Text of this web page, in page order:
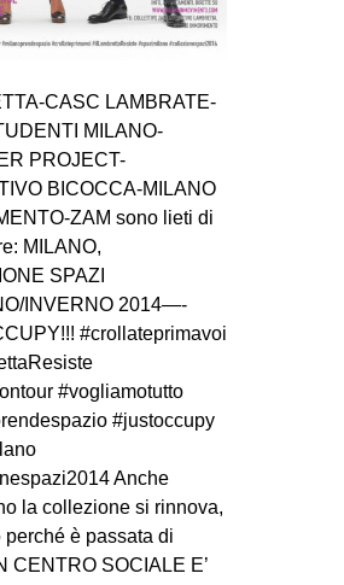
CASC LAMBRATE-
MILANO-
PROJECT-
BICOCCA-MILANO
ZAM sono lieti di
MILANO,
SPAZI
INVERNO 2014—-
#crollateprimavoi
#vogliamotutto
#justoccupy
Anche
la collezione si rinnova,
perché è passata di
CENTRO SOCIALE E’